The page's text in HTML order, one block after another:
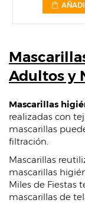
Adultos y
Mascarillas
realizadas con
mascarillas
filtración.
Mascarillas
mascarillas
Miles de Fiestas
mascarillas de